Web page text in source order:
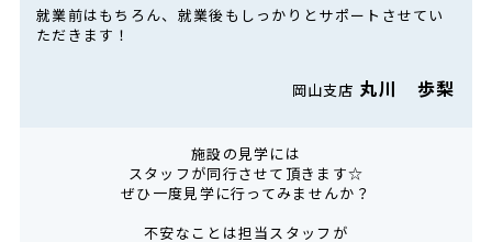
就業前はもちろん、就業後もしっかりとサポートさせてい
ただきます！
岡山支店 丸川 歩梨
施設の見学には
スタッフが同行させて頂きます☆
ぜひ一度見学に行ってみませんか？
不安なことは担当スタッフが